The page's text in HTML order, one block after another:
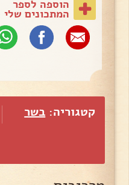
הוספה לספר
המתכונים שלי
קטגוריה: בשר